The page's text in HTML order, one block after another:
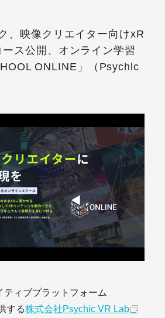
、映像クリエイター向けxR
ス公開、オンライン学習
ONLINE」（Psychlc
ィブプラットフォーム
する株式会社Psychic VR Lab